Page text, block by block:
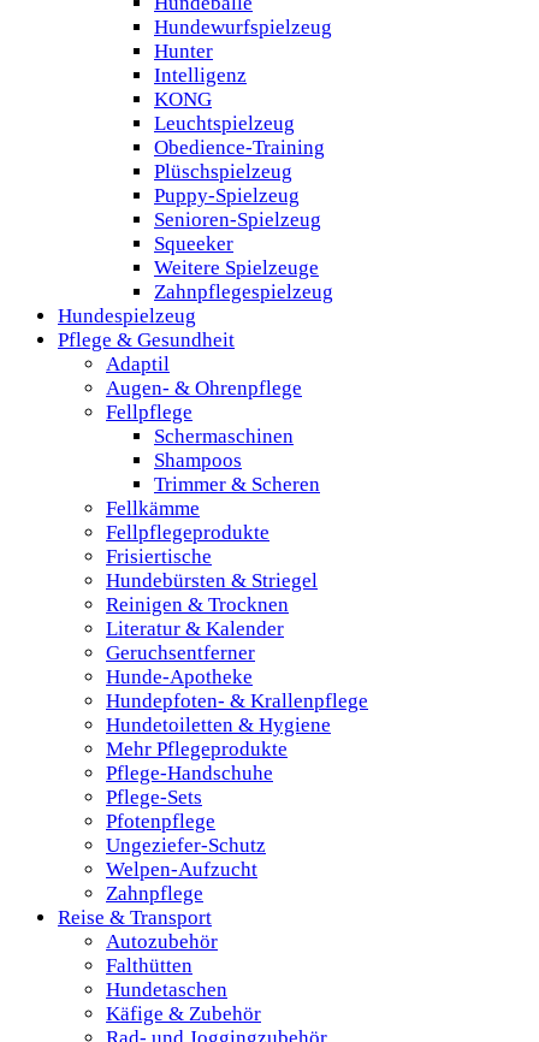
Hundewurfspielzeug
Hunter
Intelligenz
KONG
Leuchtspielzeug
Obedience-Training
Plüschspielzeug
Puppy-Spielzeug
Senioren-Spielzeug
Squeeker
Weitere Spielzeuge
Zahnpflegespielzeug
Hundespielzeug
Pflege & Gesundheit
Adaptil
Augen- & Ohrenpflege
Fellpflege
Schermaschinen
Shampoos
Trimmer & Scheren
Fellkämme
Fellpflegeprodukte
Frisiertische
Hundebürsten & Striegel
Reinigen & Trocknen
Literatur & Kalender
Geruchsentferner
Hunde-Apotheke
Hundepfoten- & Krallenpflege
Hundetoiletten & Hygiene
Mehr Pflegeprodukte
Pflege-Handschuhe
Pflege-Sets
Pfotenpflege
Ungeziefer-Schutz
Welpen-Aufzucht
Zahnpflege
Reise & Transport
Autozubehör
Falthütten
Hundetaschen
Käfige & Zubehör